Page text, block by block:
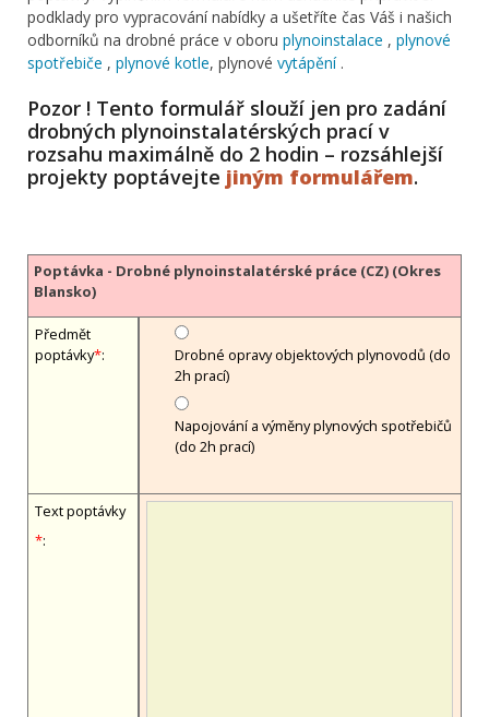
podklady pro vypracování nabídky a ušetříte čas Váš i našich
odborníků na drobné práce v oboru plynoinstalace , plynové
spotřebiče , plynové kotle, plynové vytápění.
Pozor ! Tento formulář slouží jen pro zadání
drobných plynoinstalatérských prací v
rozsahu maximálně do 2 hodin – rozsáhlejší
projekty poptávejte jiným formulářem.
Poptávka - Drobné plynoinstalatérské práce (CZ) (Okres
Blansko)
Předmět
poptávky*:
Drobné opravy objektových plynovodů (do
2h prací)
Napojování a výměny plynových spotřebičů
(do 2h prací)
Text poptávky
*: